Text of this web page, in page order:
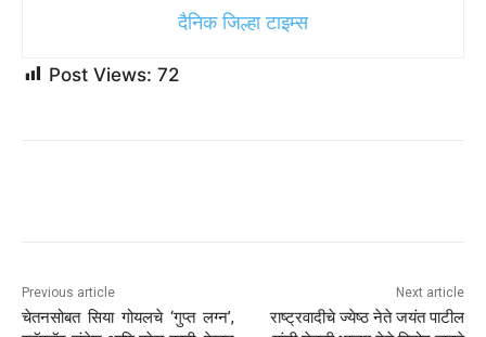
दैनिक जिल्हा टाइम्स
Post Views: 72
Previous article
चेतनसोबत सिया गोयलचे ‘गुप्त लग्न’,
Next article
राष्ट्रवादीचे ज्येष्ठ नेते जयंत पाटील